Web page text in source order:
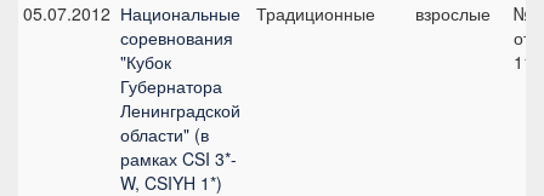
05.07.2012 Национальные
соревнования
"Кубок
Губернатора
Ленинградской
области" (в
рамках CSI 3*-
W, CSIYH 1*)
Традиционные взрослые
№1,